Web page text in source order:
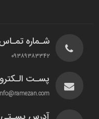
شـماره
۰۹۳۸۹۳۸۳۳۴۲
پسـت